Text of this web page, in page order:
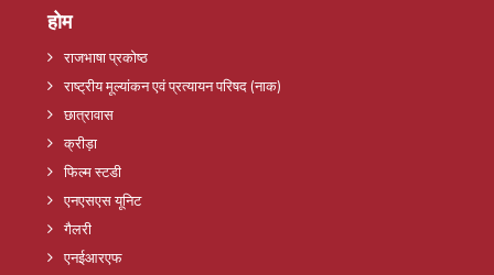
होम
राजभाषा प्रकोष्ठ
राष्ट्रीय मूल्यांकन एवं प्रत्यायन परिषद (नाक)
छात्रावास
क्रीड़ा
फिल्म स्टडी
एनएसएस यूनिट
गैलरी
एनईआरएफ